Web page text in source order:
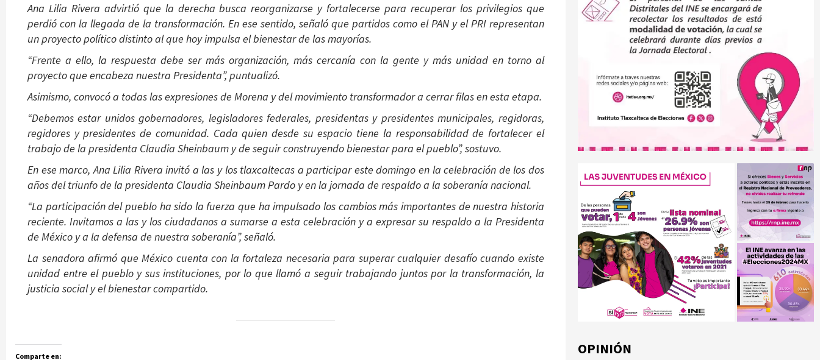
Ana Lilia Rivera advirtió que la derecha busca reorganizarse y fortalecerse para recuperar los privilegios que
perdió con la llegada de la transformación. En ese sentido, señaló que partidos como el PAN y el PRI representan
un proyecto político distinto al que hoy impulsa el bienestar de las mayorías.
“Frente a ello, la respuesta debe ser más organización, más cercanía con la gente y más unidad en torno al
proyecto que encabeza nuestra Presidenta”, puntualizó.
Asimismo, convocó a todas las expresiones de Morena y del movimiento transformador a cerrar filas en esta etapa.
“Debemos estar unidos gobernadores, legisladores federales, presidentas y presidentes municipales, regidoras,
regidores y presidentes de comunidad. Cada quien desde su espacio tiene la responsabilidad de fortalecer el
trabajo de la presidenta Claudia Sheinbaum y de seguir construyendo bienestar para el pueblo”, sostuvo.
En ese marco, Ana Lilia Rivera invitó a las y los tlaxcaltecas a participar este domingo en la celebración de los dos
años del triunfo de la presidenta Claudia Sheinbaum Pardo y en la jornada de respaldo a la soberanía nacional.
“La participación del pueblo ha sido la fuerza que ha impulsado los cambios más importantes de nuestra historia
reciente. Invitamos a las y los ciudadanos a sumarse a esta celebración y a expresar su respaldo a la Presidenta
de México y a la defensa de nuestra soberanía”, señaló.
La senadora afirmó que México cuenta con la fortaleza necesaria para superar cualquier desafío cuando existe
unidad entre el pueblo y sus instituciones, por lo que llamó a seguir trabajando juntos por la transformación, la
justicia social y el bienestar compartido.
Comparte en: OPINIÓN